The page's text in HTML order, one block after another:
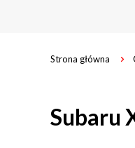
Strona główna
Subaru